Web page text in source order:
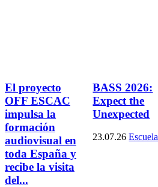
El proyecto
OFF ESCAC
impulsa la
formación
audiovisual en
toda España y
recibe la visita
del...
BASS 2026:
Expect the
Unexpected
23.07.26 Escuela